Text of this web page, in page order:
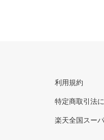
利用規約
特定商取引法
楽天全国スー